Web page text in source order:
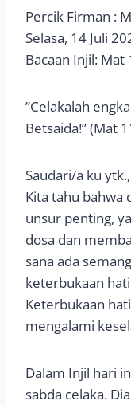
Percik Firman :
Selasa, 14 Juli
Bacaan Injil: Mat
”Celakalah
Betsaida!” (Mat
Saudari/a ku ytk.,
Kita tahu bahwa
unsur penting,
dosa dan
sana ada
keterbukaan
Keterbukaan
mengalami
Dalam Injil hari
sabda celaka.